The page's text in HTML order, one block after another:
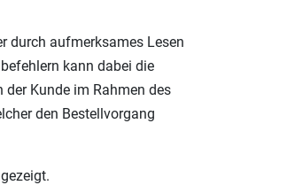
durch aufmerksames Lesen
kann dabei die
Kunde im Rahmen des
den Bestellvorgang